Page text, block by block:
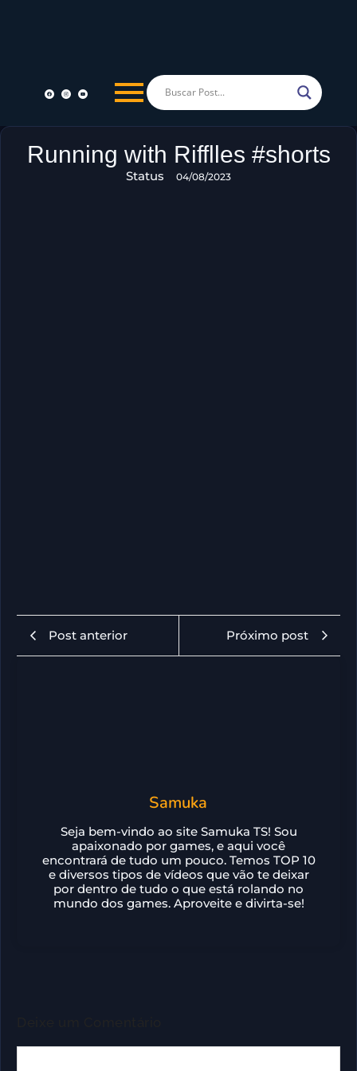
Running with Rifflles #shorts
Status 04/08/2023
Post anterior Próximo post
Samuka
Seja bem-vindo ao site Samuka TS! Sou
apaixonado por games, e aqui você
encontrará de tudo um pouco. Temos TOP 10
e diversos tipos de vídeos que vão te deixar
por dentro de tudo o que está rolando no
mundo dos games. Aproveite e divirta-se!